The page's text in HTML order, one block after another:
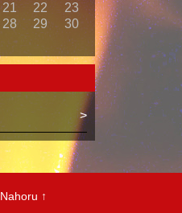
21 22
23
28 29
30
Nahoru ↑